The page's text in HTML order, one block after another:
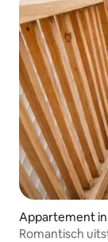
Appartement
Romantisch